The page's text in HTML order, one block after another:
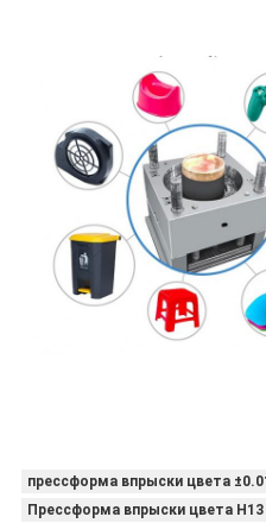
прессформа впрыски цвета
Прессформа впрыски цвета H13